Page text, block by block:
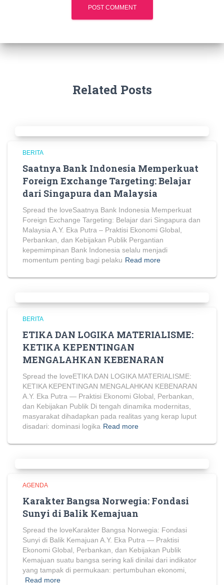
Related Posts
BERITA
Saatnya Bank Indonesia Memperkuat
Foreign Exchange Targeting: Belajar
dari Singapura dan Malaysia
Spread the loveSaatnya Bank Indonesia Memperkuat
Foreign Exchange Targeting: Belajar dari Singapura dan
Malaysia A.Y. Eka Putra – Praktisi Ekonomi Global,
Perbankan, dan Kebijakan Publik Pergantian
kepemimpinan Bank Indonesia selalu menjadi
momentum penting bagi pelaku Read more
BERITA
ETIKA DAN LOGIKA MATERIALISME:
KETIKA KEPENTINGAN
MENGALAHKAN KEBENARAN
Spread the loveETIKA DAN LOGIKA MATERIALISME:
KETIKA KEPENTINGAN MENGALAHKAN KEBENARAN
A.Y. Eka Putra — Praktisi Ekonomi Global, Perbankan,
dan Kebijakan Publik Di tengah dinamika modernitas,
masyarakat dihadapkan pada realitas yang kerap luput
disadari: dominasi logika Read more
AGENDA
Karakter Bangsa Norwegia: Fondasi
Sunyi di Balik Kemajuan
Spread the loveKarakter Bangsa Norwegia: Fondasi
Sunyi di Balik Kemajuan A.Y. Eka Putra — Praktisi
Ekonomi Global, Perbankan, dan Kebijakan Publik
Kemajuan suatu bangsa sering kali dinilai dari indikator
yang tampak di permukaan: pertumbuhan ekonomi,
Read more